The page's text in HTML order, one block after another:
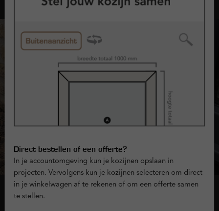
Direct bestellen of een offerte?
In je accountomgeving kun je kozijnen opslaan in
projecten. Vervolgens kun je kozijnen selecteren om direct
in je winkelwagen af te rekenen of om een offerte samen
te stellen.
Onderdorpel